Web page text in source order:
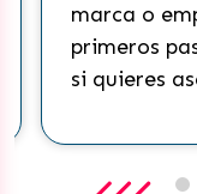
marca o
primeros
si quieres